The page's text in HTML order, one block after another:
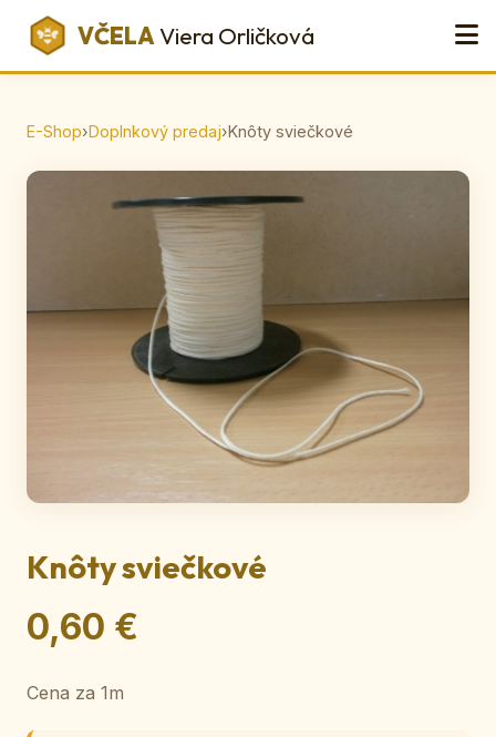
VČELAViera Orličková
E-Shop›Doplnkový predaj›Knôty sviečkové
Knôty sviečkové
0,60 €
Cena za 1m